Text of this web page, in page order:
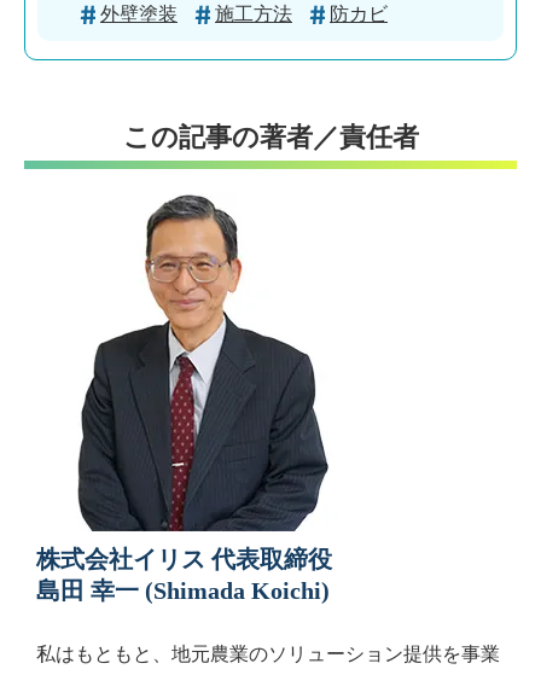
外壁塗装
施工方法 防カビ
この記事の著者／責任者
株式会社イリス 代表取締役
島田 幸一 (Shimada Koichi)
私はもともと、地元農業のソリューション提供を事業